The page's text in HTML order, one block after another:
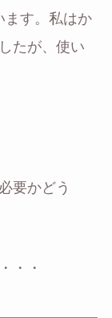
ます。私はか
たが、使い
要かどう
・・